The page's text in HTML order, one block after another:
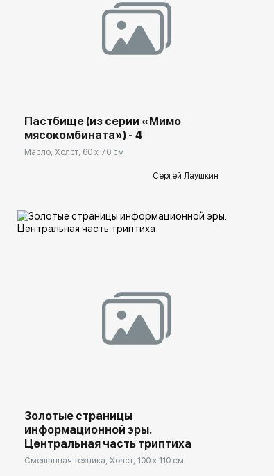
ekb.rakovgallery.ru
Пастбище (из серии «Мимо
мясокомбината») - 4
Масло, Холст, 60 x 70 см
Сергей Лаушкин
ekb.rakovgallery.ru
Золотые страницы
информационной эры.
Центральная часть триптиха
Смешанная техника, Холст, 100 x 110 см